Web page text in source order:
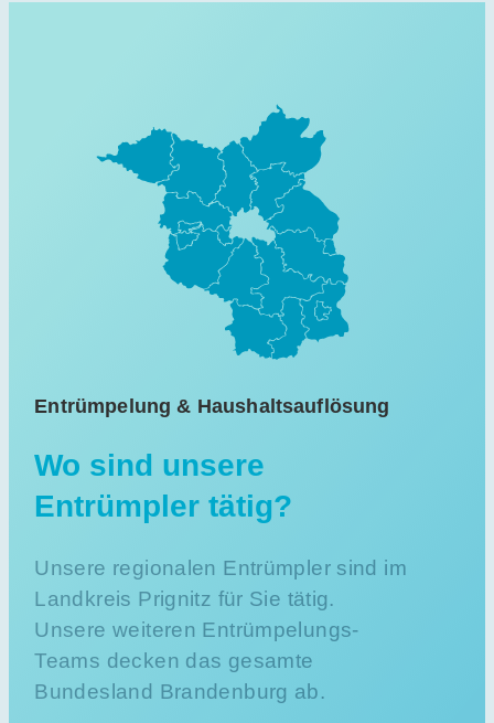
Entrümpelung & Haushaltsauflösung
Wo sind unsere
Entrümpler tätig?
Unsere regionalen Entrümpler sind im
Landkreis Prignitz für Sie tätig.
Unsere weiteren Entrümpelungs-
Teams decken das gesamte
Bundesland Brandenburg ab.